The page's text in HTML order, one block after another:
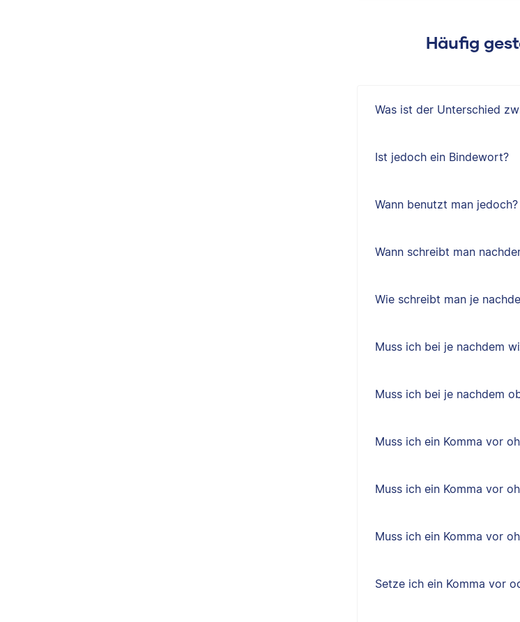
Häufig
Was ist der Unterschied
Ist jedoch ein Bindewort?
Wann benutzt man jedoch?
Wann schreibt man
Wie schreibt man je
Muss ich bei je nachdem
Muss ich bei je nachdem
Muss ich ein Komma vor
Muss ich ein Komma vor
Muss ich ein Komma vor
Setze ich ein Komma vor